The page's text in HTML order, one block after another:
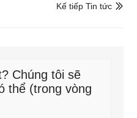

Kế tiếp Tin tức
Chúng tôi sẽ
thể (trong vòng